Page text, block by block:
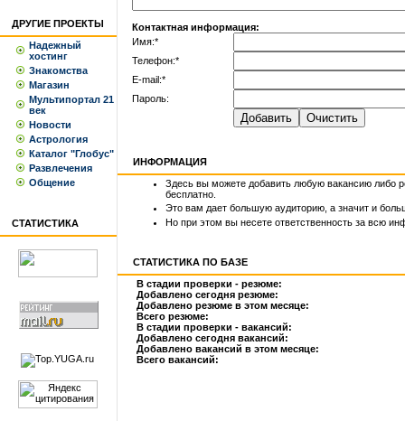
ДРУГИЕ ПРОЕКТЫ
Надежный
хостинг
Знакомства
Магазин
Мультипортал 21
век
Новости
Астрология
Каталог "Глобус"
Развлечения
Общение
СТАТИСТИКА
Контактная информация:
Имя:*
Телефон:*
E-mail:*
Пароль:
ИНФОРМАЦИЯ
Здесь вы можете добавить любую вакансию либо
бесплатно.
Это вам дает большую аудиторию, а значит и
Но при этом вы несете ответственность за всю
СТАТИСТИКА ПО БАЗЕ
В стадии проверки - резюме:
Добавлено сегодня резюме:
Добавлено резюме в этом месяце:
Всего резюме:
В стадии проверки - вакансий:
Добавлено сегодня вакансий:
Добавлено вакансий в этом месяце:
Всего вакансий: